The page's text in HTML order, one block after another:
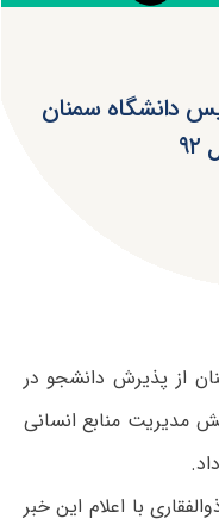
دانشگاه سمنان
از پذیرش دانشجو در
مدیریت منابع انسانی
با اعلام این خبر